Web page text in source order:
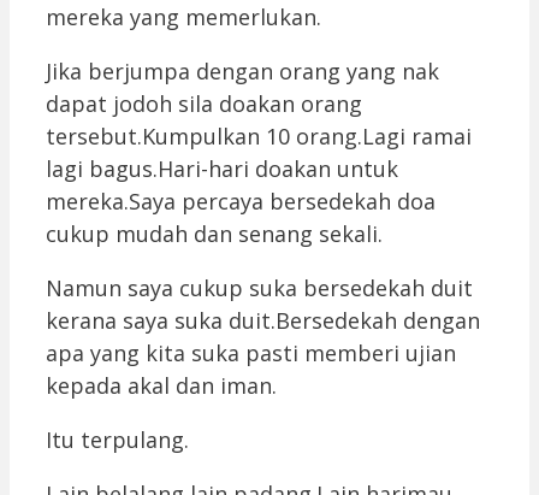
mereka yang memerlukan.
Jika berjumpa dengan orang yang nak
dapat jodoh sila doakan orang
tersebut.Kumpulkan 10 orang.Lagi ramai
lagi bagus.Hari-hari doakan untuk
mereka.Saya percaya bersedekah doa
cukup mudah dan senang sekali.
Namun saya cukup suka bersedekah duit
kerana saya suka duit.Bersedekah dengan
apa yang kita suka pasti memberi ujian
kepada akal dan iman.
Itu terpulang.